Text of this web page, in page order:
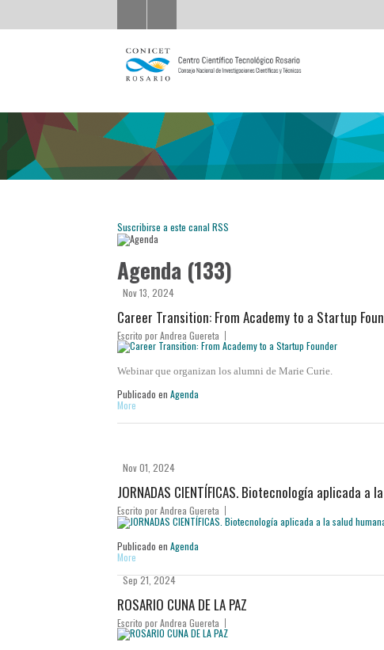
Suscribirse a este canal RSS
Agenda (133)
Nov 13, 2024
Career Transition: From Academy to a Startup
Escrito porAndrea Guereta
Webinar que organizan los alumni de Marie Curie.
Publicado en Agenda
More
Nov 01, 2024
JORNADAS CIENTÍFICAS. Biotecnología aplicada
Escrito porAndrea Guereta
Publicado en Agenda
More
Sep 21, 2024
ROSARIO CUNA DE LA PAZ
Escrito porAndrea Guereta